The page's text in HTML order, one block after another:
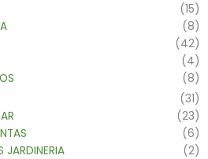
(15)
(8)
(42)
(4)
(8)
(31)
(23)
(6)
JARDINERIA
(2)